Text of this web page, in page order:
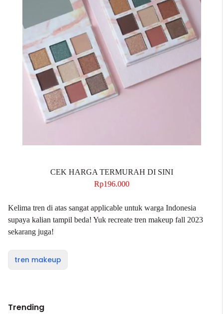
CEK HARGA TERMURAH DI SINI
Rp196.000
Kelima tren di atas sangat applicable untuk warga Indonesia
supaya kalian tampil beda! Yuk recreate tren makeup fall 2023
sekarang juga!
tren makeup
Trending